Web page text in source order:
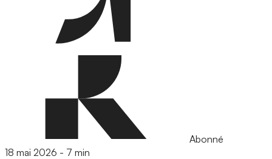
Abonné
18 mai 2026 - 7 min